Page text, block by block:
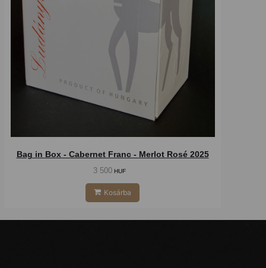
Bag in Box - Cabernet Franc - Merlot Rosé 2025
3 500 HUF
Kosárba